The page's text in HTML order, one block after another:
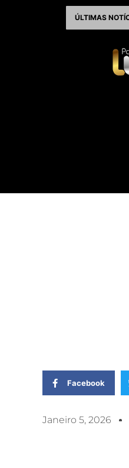
ÚLTIMAS
Facebook
Janeiro 5, 2026